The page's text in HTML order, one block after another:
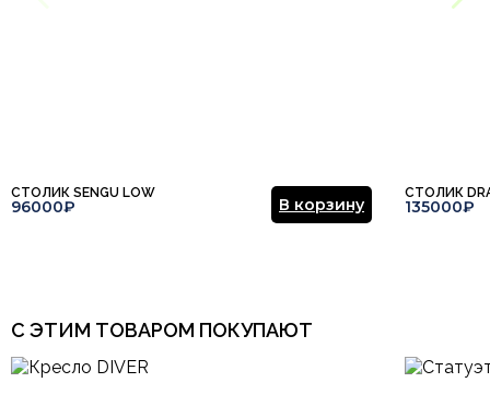
СТОЛИК SENGU LOW
96000₽ В корзину
СТОЛИК
135000₽
С ЭТИМ ТОВАРОМ ПОКУПАЮТ